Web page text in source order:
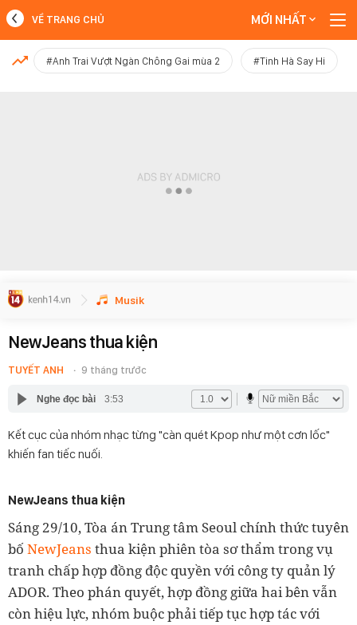
MỚI NHẤT
VỀ TRANG CHỦ MỚI NHẤT
#Anh Trai Vượt Ngàn Chông Gai mùa 2 #Tinh Hà Say Hi
Musik
NewJeans thua kiện
TUYẾT ANH 9 tháng trước
Nghe đọc bài 3:53
Kết cục của nhóm nhạc từng "càn quét Kpop như một cơn lốc"
khiến fan tiếc nuối.
NewJeans thua kiện
Sáng 29/10, Tòa án Trung tâm Seoul chính thức tuyên
bốNewJeans thua kiện phiên tòa sơ thẩm trong vụ
tranh chấp hợp đồng độc quyền với công ty quản lý
ADOR. Theo phán quyết, hợp đồng giữa hai bên vẫn
còn hiệu lực, nhóm buộc phải tiếp tục hợp tác với